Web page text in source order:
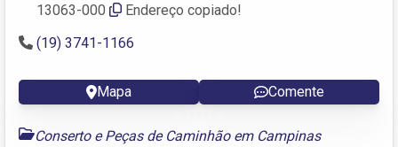
13063-000
Endereço copiado!
(19) 3741-1166
Mapa Comente
Conserto e Peças de Caminhão em Campinas